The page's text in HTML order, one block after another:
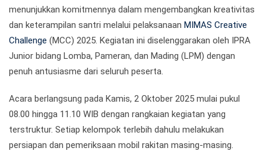
menunjukkan komitmennya dalam mengembangkan kreativitas
dan keterampilan santri melalui pelaksanaan MIMAS Creative
Challenge (MCC) 2025. Kegiatan ini diselenggarakan oleh IPRA
Junior bidang Lomba, Pameran, dan Mading (LPM) dengan
penuh antusiasme dari seluruh peserta.
Acara berlangsung pada Kamis, 2 Oktober 2025 mulai pukul
08.00 hingga 11.10 WIB dengan rangkaian kegiatan yang
terstruktur. Setiap kelompok terlebih dahulu melakukan
persiapan dan pemeriksaan mobil rakitan masing-masing.